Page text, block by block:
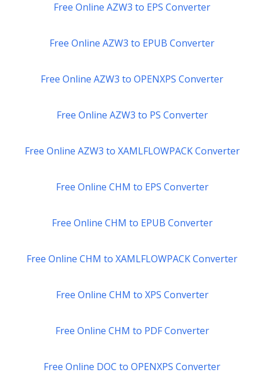
Free Online AZW3 to EPS Converter
Free Online AZW3 to EPUB Converter
Free Online AZW3 to OPENXPS Converter
Free Online AZW3 to PS Converter
Free Online AZW3 to XAMLFLOWPACK Converter
Free Online CHM to EPS Converter
Free Online CHM to EPUB Converter
Free Online CHM to XAMLFLOWPACK Converter
Free Online CHM to XPS Converter
Free Online CHM to PDF Converter
Free Online DOC to OPENXPS Converter